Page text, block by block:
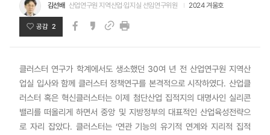
김선배 산업연구원 지역산업·입지실 선임연구위원 2024 겨울호
공감 2
클러스터 연구가 학계에서도 생소했던 30여 년 전 산업연구원 지역산
업실 입사와 함께 클러스터 정책연구를 본격적으로 시작하였다. 산업클
러스터 혹은 혁신클러스터는 이제 첨단산업 집적지의 대명사인 실리콘
밸리를 떠올리게 하면서 중앙 및 지방정부의 대표적인 산업육성전략으
로 자리 잡았다. 클러스터는 ‘연관 기능의 유기적 연계와 지리적 집적